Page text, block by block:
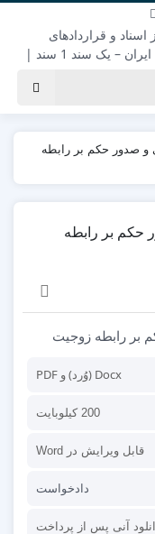
و صدور حکم بر رابطه
حکم بر رابطه
Docx (وُرد) و PDF
200 کیلوبایت
قابل ویرایش در Word
دادخواست
آنی پس از پرداخت